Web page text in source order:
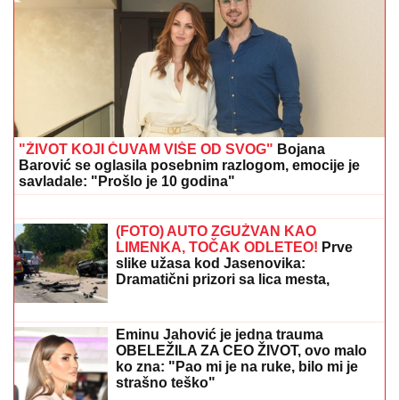
MARINA VISKOVIĆ U NIKAD SMELIJEM STAJLINGU!
kaubojkama i sa bezobraznim prorezom na suknji
pokazala izvajane noge, a onda je sevnulo i više nego
što je planirala (Foto)
OVO JE NAJLEPŠA VILA U
BEOGRADUNaš sportista kupio kuću
od TRI MILIONA EVRA, a ne živi u
Bosanci pred infarktom i na ivici
nervnog sloma jer su navijači Zvezde
odali počast Ratku Mladiću